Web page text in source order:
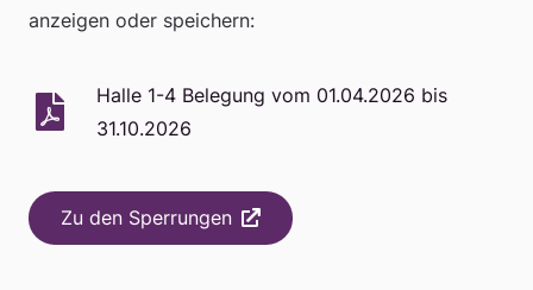
anzeigen oder speichern:
Halle 1-4 Belegung vom 01.04.2026 bis
31.10.2026
Zu den Sperrungen